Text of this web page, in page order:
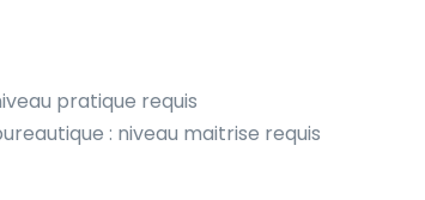
pratique requis
: niveau maitrise requis